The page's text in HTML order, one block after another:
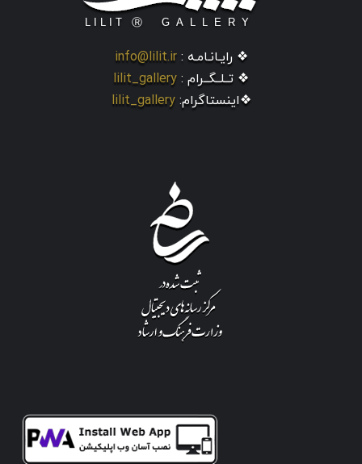
❖ رایـانـامـه : info@lilit.ir
❖ تــلــگــرام : lilit_gallery
❖اینستاگرام: lilit_gallery